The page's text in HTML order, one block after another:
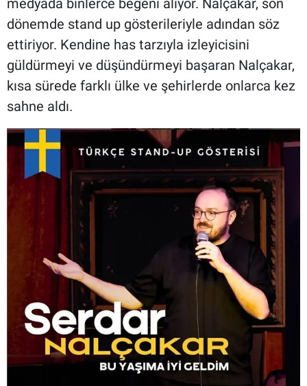
medyada binlerce beğeni alıyor. Nalçakar, son
dönemde stand up gösterileriyle adından söz
ettiriyor. Kendine has tarzıyla izleyicisini
güldürmeyi ve düşündürmeyi başaran Nalçakar,
kısa sürede farklı ülke ve şehirlerde onlarca kez
sahne aldı.